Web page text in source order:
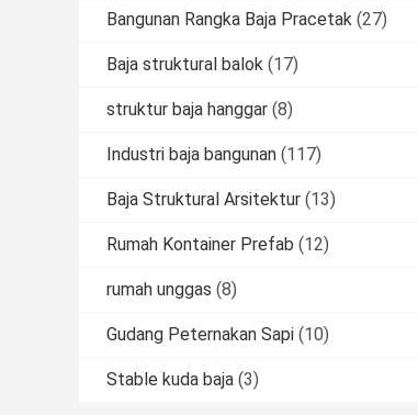
Bangunan Rangka Baja Pracetak (27)
Baja struktural balok (17)
struktur baja hanggar (8)
Industri baja bangunan (117)
Baja Struktural Arsitektur (13)
Rumah Kontainer Prefab (12)
rumah unggas (8)
Gudang Peternakan Sapi (10)
Stable kuda baja (3)